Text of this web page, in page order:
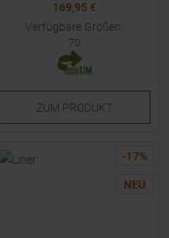
169,95 €
Verfügbare Größen:
70
ZUM PRODUKT
-17%
NEU